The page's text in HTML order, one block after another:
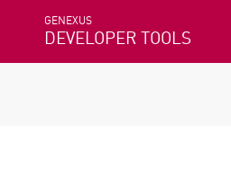
GENEXUS
DEVELOPER TOOLS